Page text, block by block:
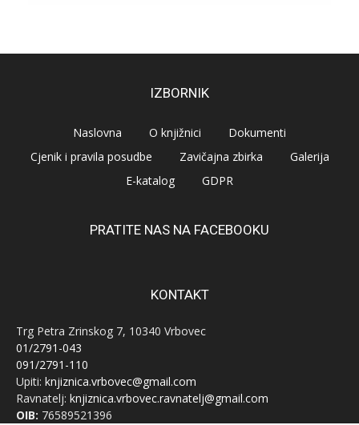
IZBORNIK
Naslovna O knjižnici
Dokumenti
Cjenik i pravila posudbe
Zavičajna zbirka
Galerija
E-katalog
GDPR
PRATITE NAS NA FACEBOOKU
KONTAKT
Trg Petra Zrinskog 7, 10340 Vrbovec
01/2791-043
091/2791-110
Upiti: knjiznica.vrbovec@gmail.com
Ravnatelj: knjiznica.vrbovec.ravnatelj@gmail.com
OIB: 76589521396